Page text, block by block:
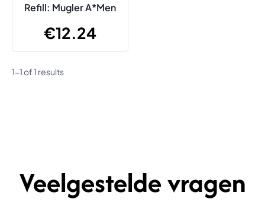
Refill: Mugler A*Men
€12.24
1-1 of 1 results
Veelgestelde vragen